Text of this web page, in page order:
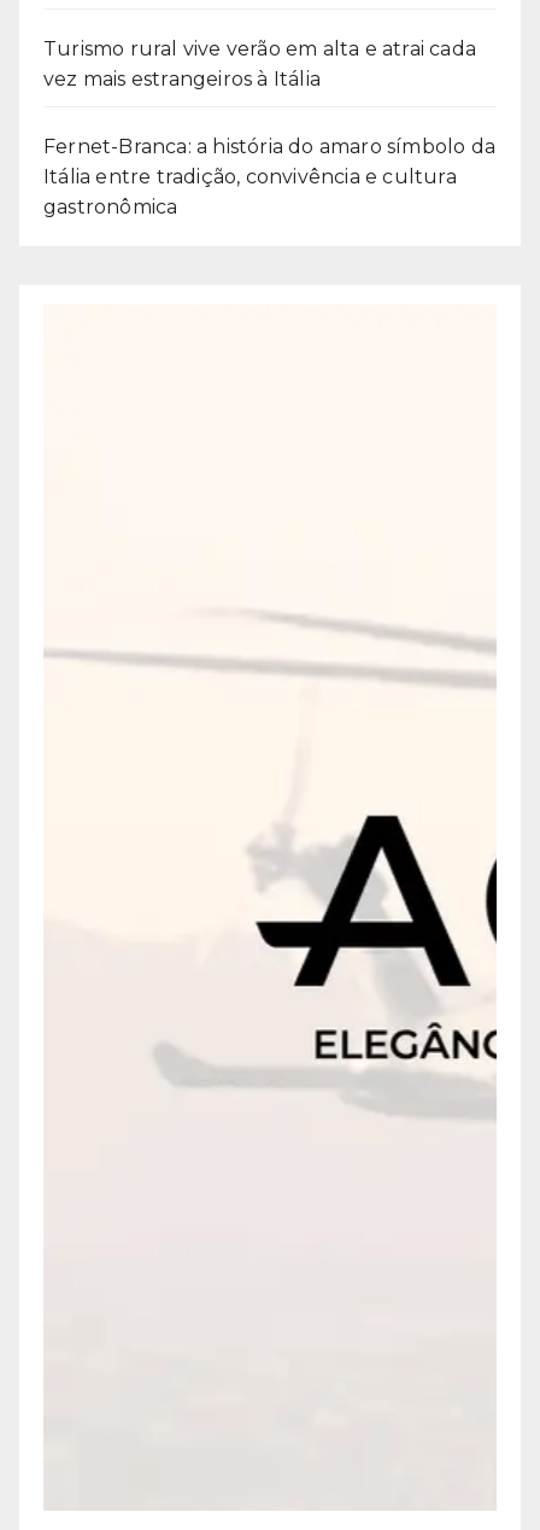
Turismo rural vive verão em alta e atrai cada
vez mais estrangeiros à Itália
Fernet-Branca: a história do amaro símbolo da
Itália entre tradição, convivência e cultura
gastronômica